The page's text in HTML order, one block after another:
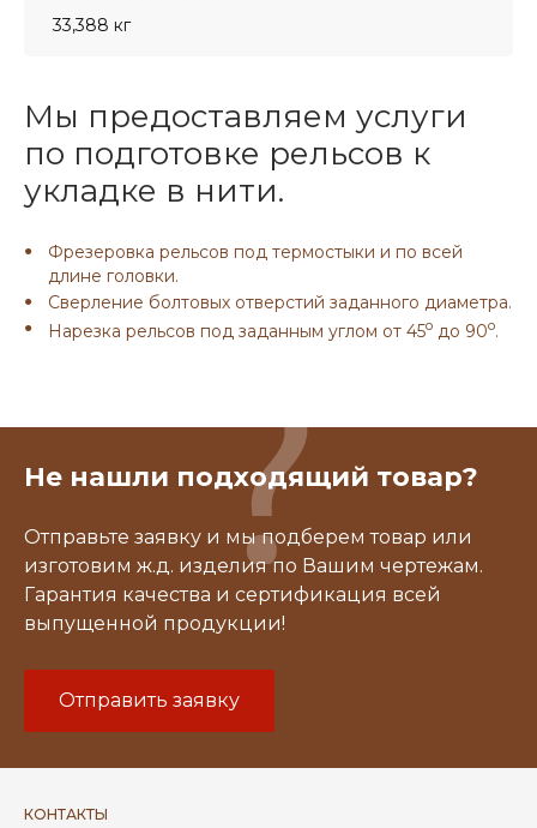
33,388 кг
Мы предоставляем услуги
по подготовке рельсов к
укладке в нити.
Фрезеровка рельсов под термостыки и по всей
длине головки.
Сверление болтовых отверстий заданного диаметра.
Нарезка рельсов под заданным углом от 45o до 90o.
Не нашли подходящий товар?
Отправьте заявку и мы подберем товар или
изготовим ж.д. изделия по Вашим чертежам.
Гарантия качества и сертификация всей
выпущенной продукции!
Отправить заявку
КОНТАКТЫ